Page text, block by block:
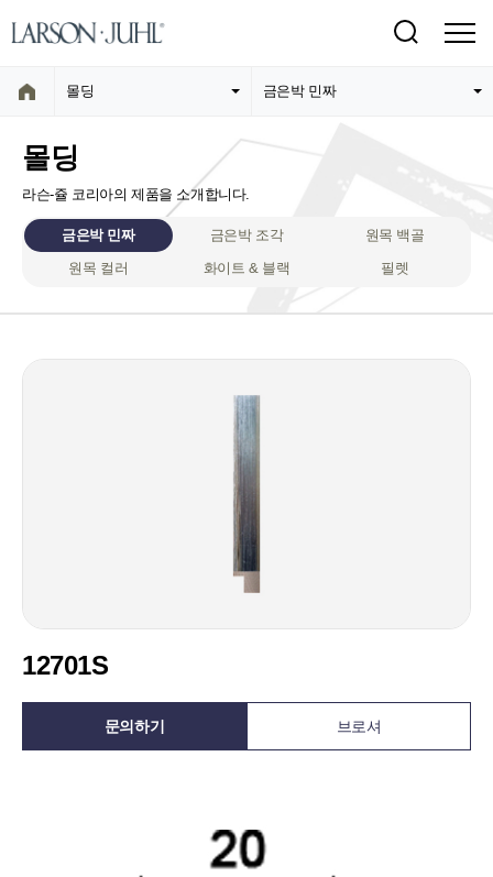
몰딩 금은박 민짜
몰딩
라슨-쥴 코리아의 제품을 소개합니다.
금은박 민짜 금은박 조각
원목 백골
원목 컬러
화이트 & 블랙 필렛
12701S
문의하기 브로셔